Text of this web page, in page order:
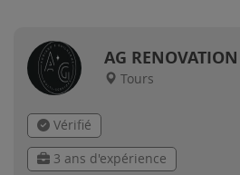
AG RENOVATION
Tours
Vérifié
3 ans d'expérience